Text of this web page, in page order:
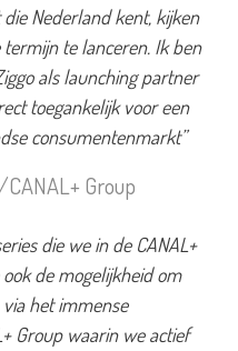
Nederland kent, kijken
te lanceren. Ik ben
als launching partner
toegankelijk voor een
consumentenmarkt”
Group
die we in de CANAL+
de mogelijkheid om
het immense
Group waarin we actief